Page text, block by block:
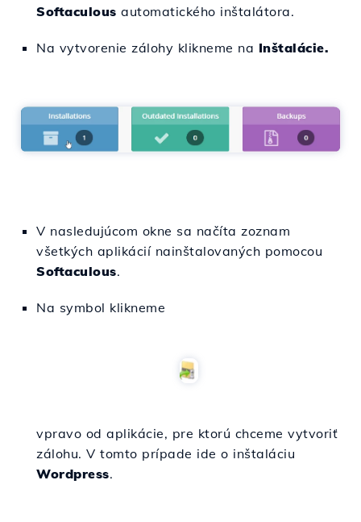
Softaculous automatického inštalátora.
Na vytvorenie zálohy klikneme na Inštalácie.
V nasledujúcom okne sa načíta zoznam
všetkých aplikácií nainštalovaných pomocou
Softaculous.
Na symbol klikneme
vpravo od aplikácie, pre ktorú chceme vytvoriť
zálohu. V tomto prípade ide o inštaláciu
Wordpress.